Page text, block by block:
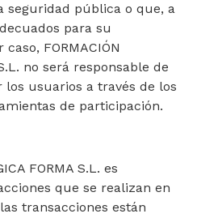
seguridad pública o que, a
para su
FORMACIÓN
no será responsable de
los usuarios a través de los
de participación.
FORMA S.L. es
que se realizan en
transacciones están